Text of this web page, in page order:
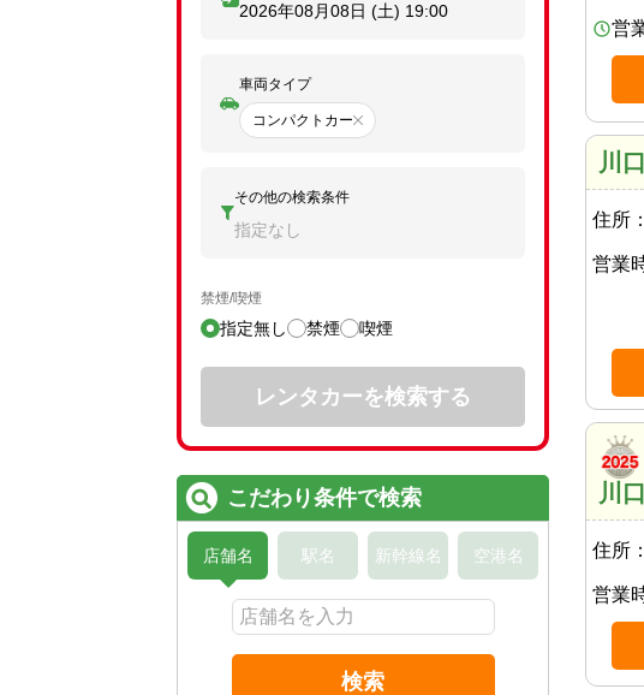
営
川
住所：
営業
川
住所：
営業
2026年08月08日 (土) 19:00
車両タイプ
コンパクトカー
その他の検索条件
指定なし
禁煙/喫煙
指定無し 禁煙 喫煙
レンタカーを検索する
こだわり条件で検索
店舗名 駅名 新幹線名 空港名
検索